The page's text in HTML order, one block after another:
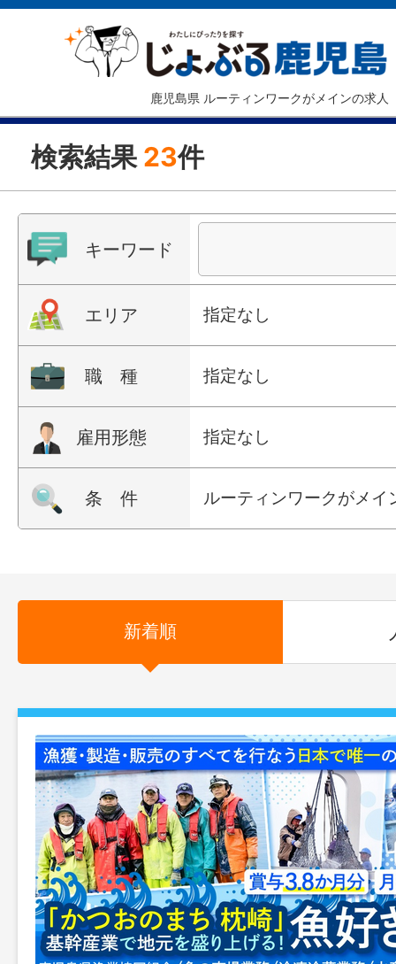
鹿児島県 ルーティンワークがメインの求人
検索結果 23件
キーワード
エリア 指定なし
職 種 指定なし
雇用形態 指定なし
条 件 ルーティンワークがメイ
新着順